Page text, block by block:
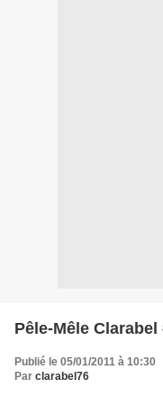
Pêle-Mêle Clarabel
Publié le 05/01/2011 à 10:30
Par clarabel76